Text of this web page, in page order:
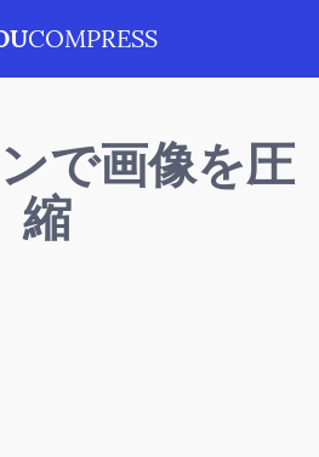
COMPRESS
で画像を圧
縮